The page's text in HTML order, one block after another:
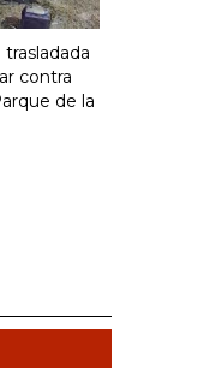
contra
de la